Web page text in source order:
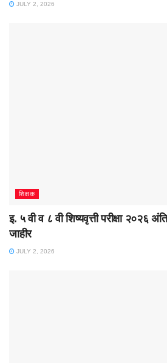
JULY 2, 2026
शिक्षक
इ. ५ वी व ८ वी शिष्यवृत्ती परीक्षा २०२६
जाहीर
JULY 2, 2026